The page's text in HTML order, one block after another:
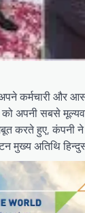
कर्मचारी और
को अपनी सबसे
करते हुए, कंपनी
मुख्य अतिथि